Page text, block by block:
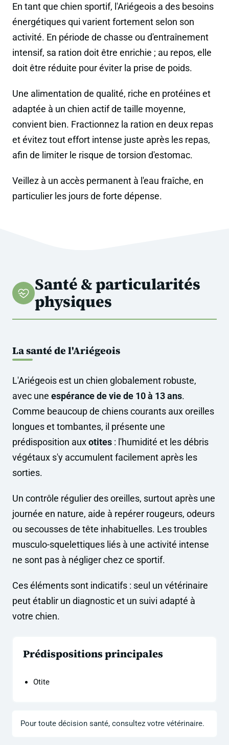
En tant que chien sportif, l'Ariégeois a des besoins
énergétiques qui varient fortement selon son
activité. En période de chasse ou d'entraînement
intensif, sa ration doit être enrichie ; au repos, elle
doit être réduite pour éviter la prise de poids.
Une alimentation de qualité, riche en protéines et
adaptée à un chien actif de taille moyenne,
convient bien. Fractionnez la ration en deux repas
et évitez tout effort intense juste après les repas,
afin de limiter le risque de torsion d'estomac.
Veillez à un accès permanent à l'eau fraîche, en
particulier les jours de forte dépense.
Santé & particularités
physiques
La santé de l'Ariégeois
L'Ariégeois est un chien globalement robuste,
avec une espérance de vie de 10 à 13 ans.
Comme beaucoup de chiens courants aux oreilles
longues et tombantes, il présente une
prédisposition auxotites : l'humidité et les débris
végétaux s'y accumulent facilement après les
sorties.
Un contrôle régulier des oreilles, surtout après une
journée en nature, aide à repérer rougeurs, odeurs
ou secousses de tête inhabituelles. Les troubles
musculo-squelettiques liés à une activité intense
ne sont pas à négliger chez ce sportif.
Ces éléments sont indicatifs : seul un vétérinaire
peut établir un diagnostic et un suivi adapté à
votre chien.
Prédispositions principales
Otite
Pour toute décision santé, consultez votre vétérinaire.